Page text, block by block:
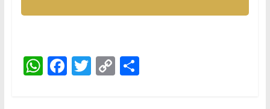
W F T C S